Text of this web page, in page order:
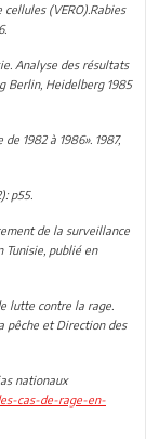
(VERO).Rabies
Analyse des résultats
Berlin, Heidelberg 1985
1982 à 1986». 1987,
p55.
de la surveillance
Tunisie, publié en
lutte contre la rage.
pêche et Direction des
nationaux
cas-de-rage-en-